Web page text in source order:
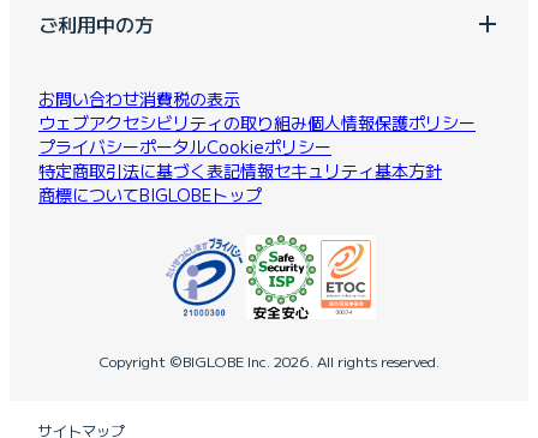
ご利用中の方
お問い合わせ消費税の表示
ウェブアクセシビリティの取り組み個人情報保護ポリシー
プライバシーポータルCookieポリシー
特定商取引法に基づく表記情報セキュリティ基本方針
商標についてBIGLOBEトップ
Copyright ©BIGLOBE Inc. 2026. All rights reserved.
サイトマップ